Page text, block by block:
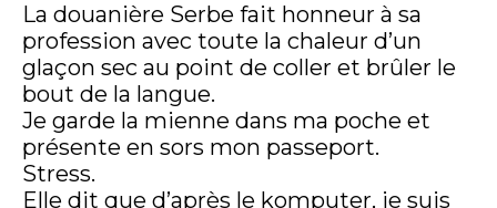
La douanière Serbe fait honneur à sa
profession avec toute la chaleur d’un
glaçon sec au point de coller et brûler le
bout de la langue.
Je garde la mienne dans ma poche et
présente en sors mon passeport.
Stress.
Elle dit que d’après le komputer, je suis